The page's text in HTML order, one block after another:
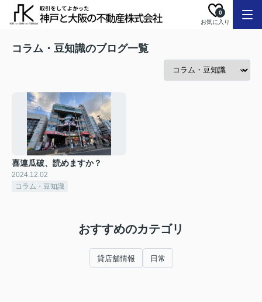
お気に入り
0
コラム・豆知識のブログ一覧
喜連瓜破、読めますか？
2024.12.02
コラム・豆知識
おすすめのカテゴリ
貸店舗情報 日常